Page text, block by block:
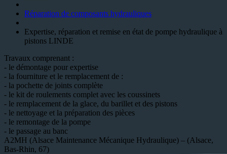
Réparation de composants hydrauliques
Expertise, réparation et remise en état de pompe hydraulique à
pistons LINDE
Travaux comprenant :
- le démontage pour expertise
- la fourniture et le remplacement de :
- la pochette de joints complète
- le kit de roulements complet avec les coussinets
- le remplacement de la glace, du barillet et des pistons
- le nettoyage et la préparation des pièces
- le remontage de la pompe
- le passage au banc
A2MH (Alsace Maintenance Mécanique Hydraulique) – (Alsace,
Bas-Rhin, 67)